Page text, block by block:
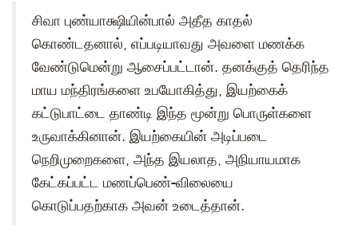
சிவா புண்யாக்ஷியின்பால் அதீத காதல்
கொண்டதனால், எப்படியாவது அவளை மணக்க
வேண்டுமென்று ஆசைப்பட்டான். தனக்குத் தெரிந்த
மாய மந்திரங்களை உபயோகித்து, இயற்கைக்
கட்டுபாட்டை தாண்டி இந்த மூன்று பொருள்களை
உருவாக்கினான். இயற்கையின் அடிப்படை
நெறிமுறைகளை, அந்த இயலாத, அநியாயமாக
கேட்கப்பட்ட மணப்பெண்-விலையை
கொடுப்பதற்காக அவன் உடைத்தான்.